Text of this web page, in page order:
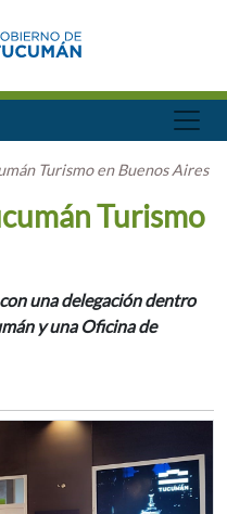
Turismo en Buenos Aires
Turismo
una delegación dentro
y una Oficina de